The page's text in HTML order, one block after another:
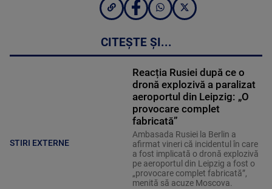
CITEȘTE ȘI...
STIRI EXTERNE
Reacția Rusiei după ce o
dronă explozivă a paralizat
aeroportul din Leipzig: „O
provocare complet
fabricată”
Ambasada Rusiei la Berlin a
afirmat vineri că incidentul în care
a fost implicată o dronă explozivă
pe aeroportul din Leipzig a fost o
„provocare complet fabricată”,
menită să acuze Moscova.